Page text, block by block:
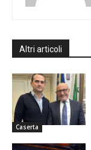
Altri articoli
Caserta